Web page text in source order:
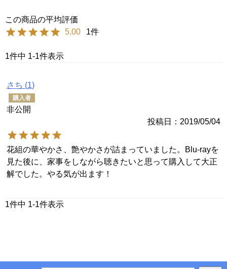
5.00 1
1件中 1-1件表示
さち 1
購入者
非公開
投稿日
2019/05/04
花組の華やかさ、艶やかさが詰まっていました。Blu-rayを
見た後に、家事をしながら聴きたいと思って購入して大正
解でした。やる気が出ます！
1件中 1-1件表示